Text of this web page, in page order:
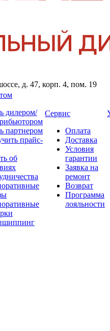
д. 47, корп. 4, пом. 19
дилером/
партнером
прайс-
об
Сервис
Оплата
Доставка
Условия
гарантии
Заявка на
ремонт
Возврат
Программа
лояльности